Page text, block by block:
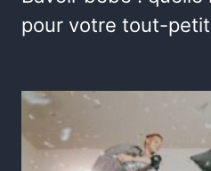
pour votre tout-petit